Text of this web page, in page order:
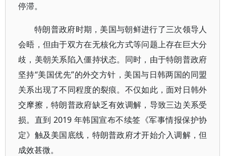
停滞。
特朗普政府时期，美国与朝鲜进行了三次领导人
会晤，但由于双方在无核化方式等问题上存在巨大分
歧，美朝关系陷入僵持状态。同时，由于特朗普政府
坚持“美国优先”的外交方针，美国与日韩两国的同盟
关系出现了不同程度的裂痕。不仅如此，面对日韩外
交摩擦，特朗普政府缺乏有效调解，导致三边关系受
损。直到 2019 年韩国宣布不续签《军事情报保护协
定》触及美国底线，特朗普政府才开始介入调解，但
成效甚微。